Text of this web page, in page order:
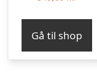
Gå til shop